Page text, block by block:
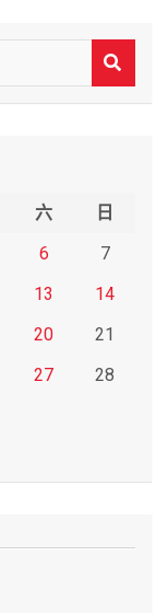
六
日
6
7
13
14
20
21
27
28